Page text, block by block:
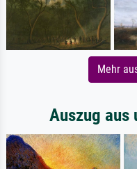
Mehr
Auszug aus